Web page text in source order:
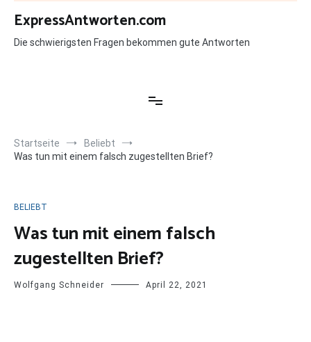
Zum
Inhalt
springen
ExpressAntworten.com
Die schwierigsten Fragen bekommen gute Antworten
Startseite
Beliebt
Was tun mit einem falsch zugestellten Brief?
BELIEBT
Was tun mit einem falsch
zugestellten Brief?
Wolfgang Schneider April 22, 2021